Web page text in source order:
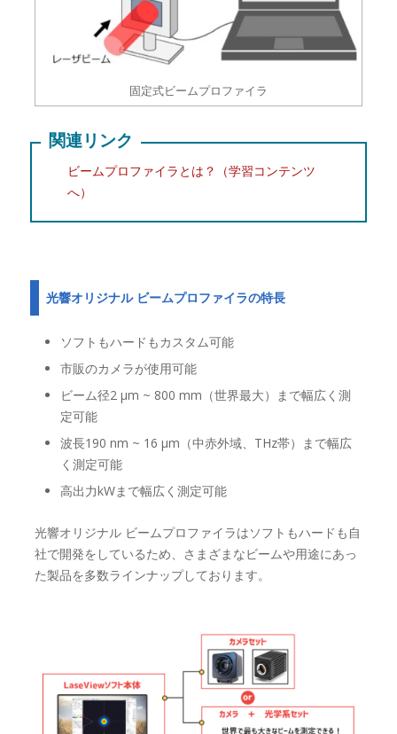
固定式ビームプロファイラ
関連リンク
ビームプロファイラとは？（学習コンテンツ
へ）
光響オリジナル ビームプロファイラの特長
ソフトもハードもカスタム可能
市販のカメラが使用可能
ビーム径2 μm ~ 800 mm（世界最大）まで幅広く測
定可能
波長190 nm ~ 16 μm（中赤外域、THz帯）まで幅広
く測定可能
高出力kWまで幅広く測定可能
光響オリジナル ビームプロファイラはソフトもハードも自
社で開発をしているため、さまざまなビームや用途にあっ
た製品を多数ラインナップしております。